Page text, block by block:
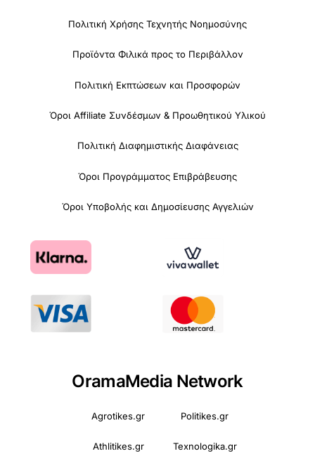
Πολιτική Χρήσης Τεχνητής Νοημοσύνης
Προϊόντα Φιλικά προς το Περιβάλλον
Πολιτική Εκπτώσεων και Προσφορών
Όροι Affiliate Συνδέσμων & Προωθητικού Υλικού
Πολιτική Διαφημιστικής Διαφάνειας
Όροι Προγράμματος Επιβράβευσης
Όροι Υποβολής και Δημοσίευσης Αγγελιών
OramaMedia Network
Agrotikes.gr Politikes.gr
Athlitikes.gr Texnologika.gr